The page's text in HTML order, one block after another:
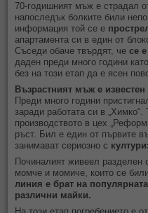
70-годишният мъж е страдал
напоследък болките били
информация той се е
апартамента си в един от
Съседи обаче твърдят, чесе
даден преди много години
без на този етап да е ясен
Възрастният мъж е
Преди много години
заради работата си в
производството в цех
ръст. Бил е един от първите
занимават сериозно с
Починалият живеел разделен
момче и момиче, които се
линия е брат на
различни майки.